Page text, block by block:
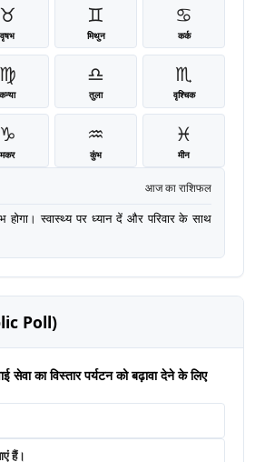
♉
वृषभ
♊
मिथुन
♋
कर्क
♍
कन्या
♎
तुला
♏
वृश्चिक
♑
मकर
♒
कुंभ
♓
मीन
आज का राशिफल
स्वास्थ्य पर ध्यान दें और परिवार के साथ
Poll)
सेवा का विस्तार पर्यटन को बढ़ावा देने के लिए
हैं।